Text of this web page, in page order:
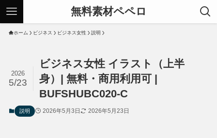
無料素材ペペロ
ホーム ビジネス ビジネス女性 説明
ビジネス女性 イラスト（上半
身）| 無料・商用利用可 |
BUFSHUBC020-C
2026
5/23
説明 2026年5月3日 2026年5月23日